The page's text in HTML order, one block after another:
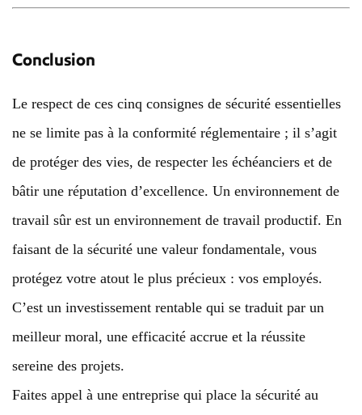
Conclusion
Le respect de ces cinq consignes de sécurité essentielles
ne se limite pas à la conformité réglementaire ; il s’agit
de protéger des vies, de respecter les échéanciers et de
bâtir une réputation d’excellence. Un environnement de
travail sûr est un environnement de travail productif. En
faisant de la sécurité une valeur fondamentale, vous
protégez votre atout le plus précieux : vos employés.
C’est un investissement rentable qui se traduit par un
meilleur moral, une efficacité accrue et la réussite
sereine des projets.
Faites appel à une entreprise qui place la sécurité au